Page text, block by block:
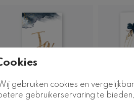
gebruiken cookies en
gebruikerservaring te